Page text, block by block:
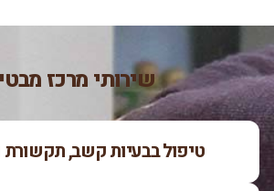
שירותי מרכז
טיפול בבעיות קשב, תקשורת